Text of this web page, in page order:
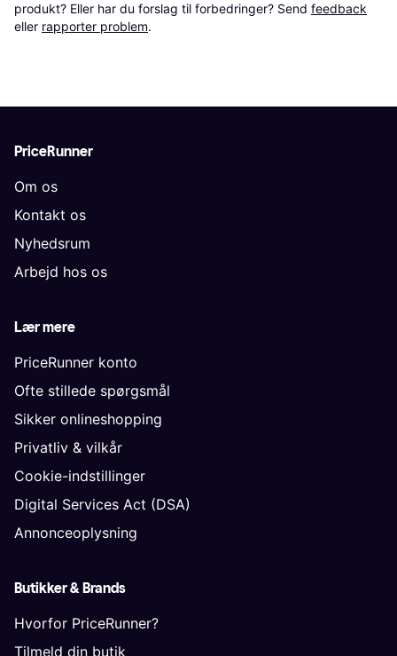
produkt? Eller har du forslag til forbedringer? Send feedback
eller rapporter problem.
PriceRunner
Om os
Kontakt os
Nyhedsrum
Arbejd hos os
Lær mere
PriceRunner konto
Ofte stillede spørgsmål
Sikker onlineshopping
Privatliv & vilkår
Cookie-indstillinger
Digital Services Act (DSA)
Annonceoplysning
Butikker & Brands
Hvorfor PriceRunner?
Tilmeld din butik